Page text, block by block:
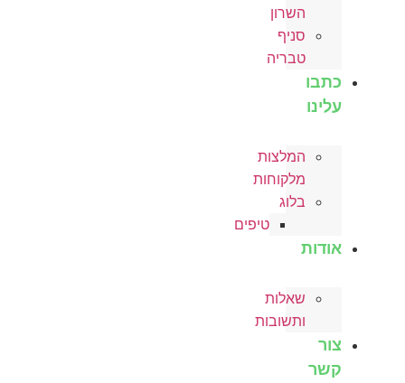
השרון
סניף
טבריה
כתבו
עלינו
המלצות
מלקוחות
בלוג
טיפים
אודות
שאלות
ותשובות
צור
קשר